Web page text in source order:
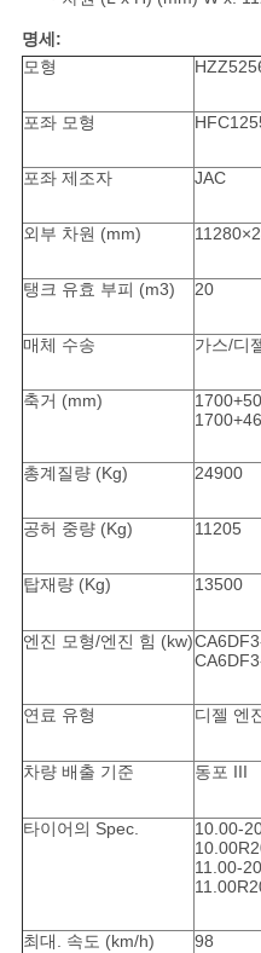
요
구
요
사
이
맵
개
정
보
보
호
명세:
모형
포좌 모형
포좌 제조자 JAC
외부 차원 (mm)
탱크 유효 부피 (m3) 20
매체 수송 가스/디
축거 (mm)
총계질량 (Kg) 24900
공허 중량 (Kg) 11205
탑재량 (Kg) 13500
엔진 모형/엔진 힘 (kw)
연료 유형 디젤 엔
차량 배출 기준 동포 III
타이어의 Spec.
10.00-
11.00-20
최대. 속도 (km/h) 98